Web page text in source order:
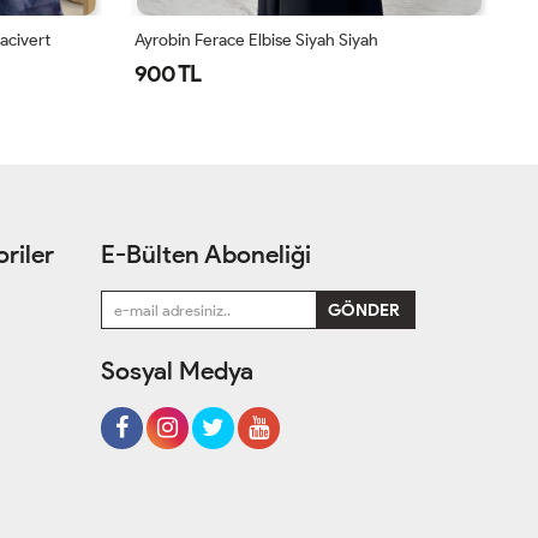
Efil Çiçek Elbise Mor Mor
500 TL
E-Bülten Aboneliği
Sosyal Medya